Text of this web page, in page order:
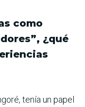
como
¿qué
tenía un papel